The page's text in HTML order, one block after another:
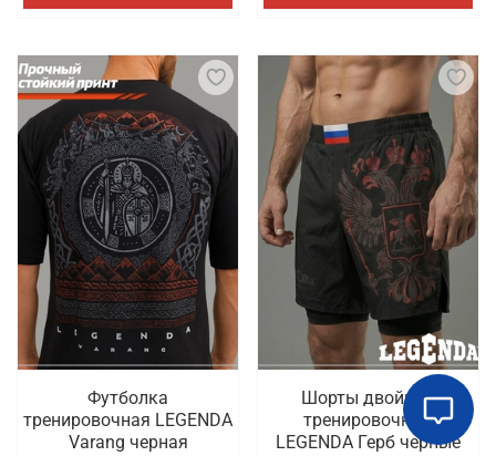
Футболка
тренировочная LEGENDA
Varang черная
Шорты двойные
тренировочные
LEGENDA Герб черные